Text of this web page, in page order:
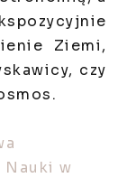
Ziemi,
czy
w